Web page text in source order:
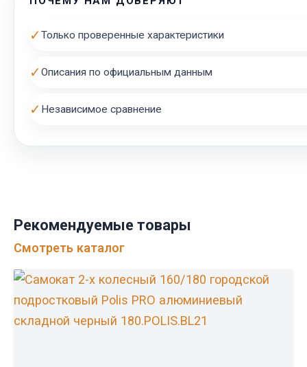
✓Только проверенные характеристики
✓Описания по официальным данным
✓ Независимое сравнение
Рекомендуемые товары
Смотреть каталог